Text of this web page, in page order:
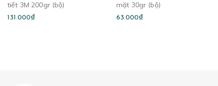
tiết 3M 200gr (bộ)
131.000₫
mặt 30gr (bộ)
63.000₫